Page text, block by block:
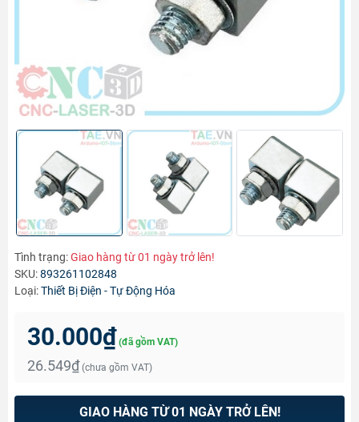
Tình trạng:Giao hàng từ 01 ngày trở lên!
SKU:893261102848
Loại:Thiết Bị Điện - Tự Động Hóa
30.000₫ (đã gồm VAT)
26.549₫ (chưa gồm VAT)
GIAO HÀNG TỪ 01 NGÀY TRỞ LÊN!